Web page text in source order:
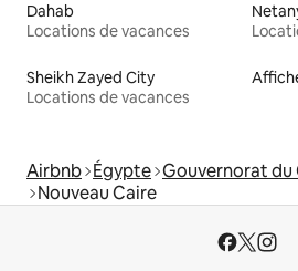
Dahab
Locations de vacances
Sheikh Zayed City
Locations de vacances
Airbnb Égypte Gouvernorat du
Nouveau Caire